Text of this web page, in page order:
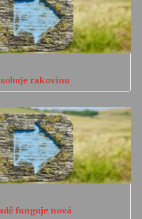
rakovinu
funguje nová